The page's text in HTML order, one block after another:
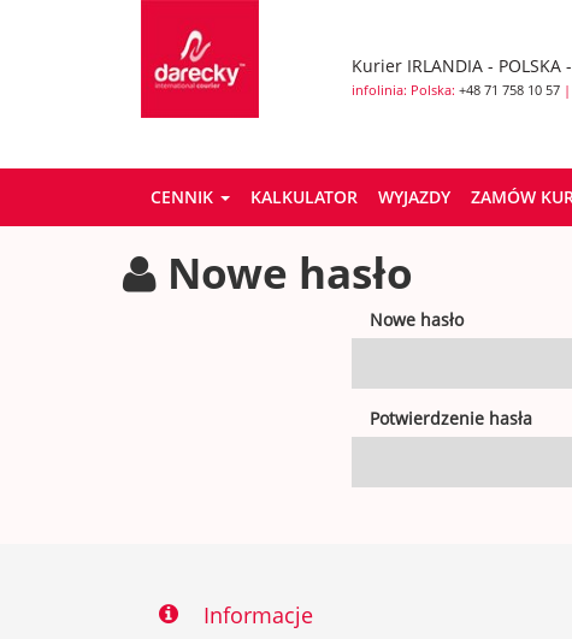
Kurier IRLANDIA - POLSKA
infolinia: Polska: +48 71 758 10 57
CENNIK KALKULATOR WYJAZDY ZAMÓW
Nowe hasło
Nowe hasło
Potwierdzenie hasła
Informacje